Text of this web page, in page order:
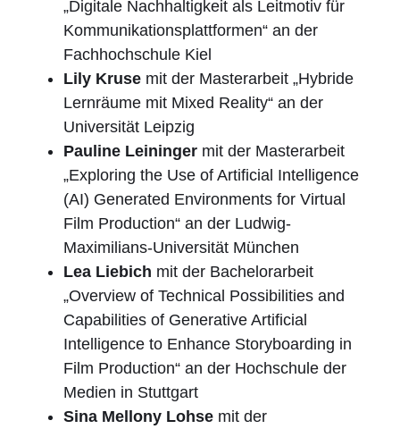
„Digitale Nachhaltigkeit als Leitmotiv für
Kommunikationsplattformen“ an der
Fachhochschule Kiel
Lily Kruse mit der Masterarbeit „Hybride
Lernräume mit Mixed Reality“ an der
Universität Leipzig
Pauline Leininger mit der Masterarbeit
„Exploring the Use of Artificial Intelligence
(AI) Generated Environments for Virtual
Film Production“ an der Ludwig-
Maximilians-Universität München
Lea Liebich mit der Bachelorarbeit
„Overview of Technical Possibilities and
Capabilities of Generative Artificial
Intelligence to Enhance Storyboarding in
Film Production“ an der Hochschule der
Medien in Stuttgart
Sina Mellony Lohse mit der